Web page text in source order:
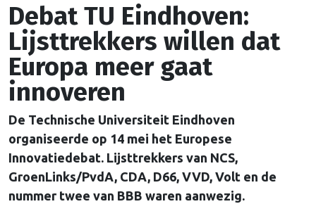
Debat TU Eindhoven:
Lijsttrekkers willen dat
Europa meer gaat
innoveren
De Technische Universiteit Eindhoven
organiseerde op 14 mei het Europese
Innovatiedebat. Lijsttrekkers van NCS,
GroenLinks/PvdA, CDA, D66, VVD, Volt en de
nummer twee van BBB waren aanwezig.